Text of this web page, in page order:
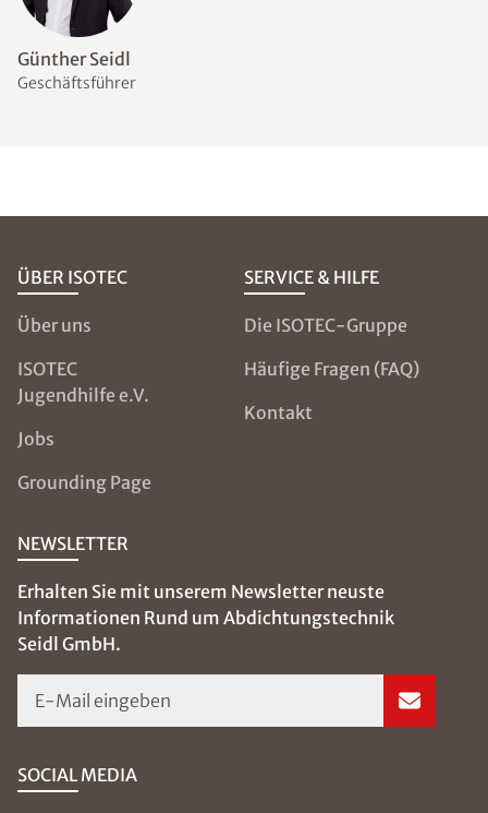
Günther Seidl
Geschäftsführer
ÜBER ISOTEC
Über uns
ISOTEC
Jugendhilfe e.V.
Jobs
Grounding Page
SERVICE & HILFE
Die ISOTEC-Gruppe
Häufige Fragen (FAQ)
Kontakt
NEWSLETTER
Erhalten Sie mit unserem Newsletter neuste
Informationen Rund um Abdichtungstechnik
Seidl GmbH.
E-Mail eingeben
SOCIAL MEDIA